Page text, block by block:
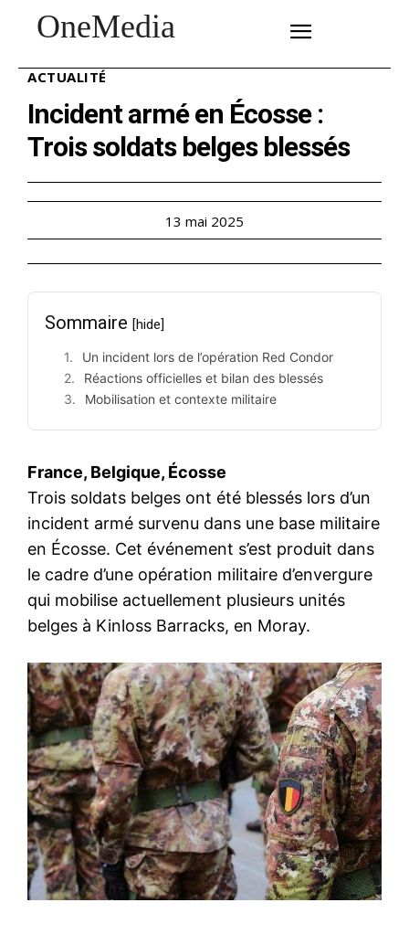
OneMedia
ACTUALITÉ
Incident armé en Écosse :
Trois soldats belges blessés
13 mai 2025
Sommaire [hide]
Un incident lors de l’opération Red Condor
Réactions officielles et bilan des blessés
Mobilisation et contexte militaire
France, Belgique, Écosse
Trois soldats belges ont été blessés lors d’un
incident armé survenu dans une base militaire
en Écosse. Cet événement s’est produit dans
le cadre d’une opération militaire d’envergure
qui mobilise actuellement plusieurs unités
belges à Kinloss Barracks, en Moray.